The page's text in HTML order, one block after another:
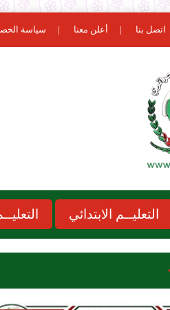
اتصل بنا أعلن معنا سياسة
التعليــم الابتدائي